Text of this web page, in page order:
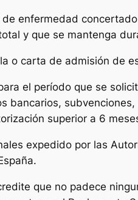
enfermedad
y que se mantenga
o carta de admisión de
el período que se
bancarios,
superior a 6
expedido por las
que no padece